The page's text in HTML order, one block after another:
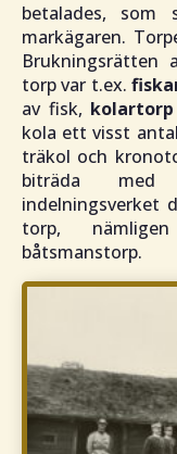
betalades,
markägaren.
Brukningsrätten
torp var t.ex.
av fisk, kolartorp
kola ett visst
träkol och
biträda med
indelningsverket
torp,
båtsmanstorp.